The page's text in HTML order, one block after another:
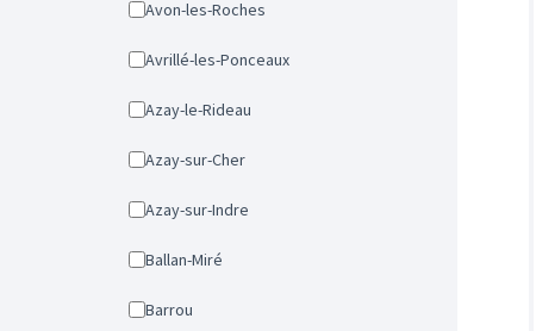
Avon-les-Roches
Avrillé-les-Ponceaux
Azay-le-Rideau
Azay-sur-Cher
Azay-sur-Indre
Ballan-Miré
Barrou